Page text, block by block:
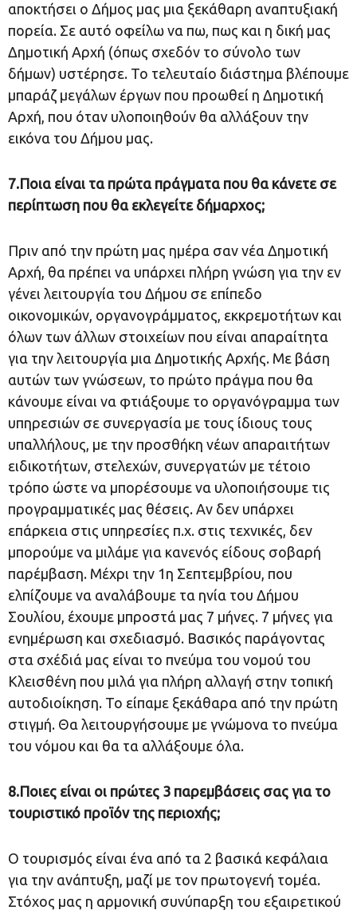
αποκτήσει ο Δήμος μας μια ξεκάθαρη αναπτυξιακή
πορεία. Σε αυτό οφείλω να πω, πως και η δική μας
Δημοτική Αρχή (όπως σχεδόν το σύνολο των
δήμων) υστέρησε. Το τελευταίο διάστημα βλέπουμε
μπαράζ μεγάλων έργων που προωθεί η Δημοτική
Αρχή, που όταν υλοποιηθούν θα αλλάξουν την
εικόνα του Δήμου μας.
7.Ποια είναι τα πρώτα πράγματα που θα κάνετε σε
περίπτωση που θα εκλεγείτε δήμαρχος;
Πριν από την πρώτη μας ημέρα σαν νέα Δημοτική
Αρχή, θα πρέπει να υπάρχει πλήρη γνώση για την εν
γένει λειτουργία του Δήμου σε επίπεδο
οικονομικών, οργανογράμματος, εκκρεμοτήτων και
όλων των άλλων στοιχείων που είναι απαραίτητα
για την λειτουργία μια Δημοτικής Αρχής. Με βάση
αυτών των γνώσεων, το πρώτο πράγμα που θα
κάνουμε είναι να φτιάξουμε το οργανόγραμμα των
υπηρεσιών σε συνεργασία με τους ίδιους τους
υπαλλήλους, με την προσθήκη νέων απαραιτήτων
ειδικοτήτων, στελεχών, συνεργατών με τέτοιο
τρόπο ώστε να μπορέσουμε να υλοποιήσουμε τις
προγραμματικές μας θέσεις. Αν δεν υπάρχει
επάρκεια στις υπηρεσίες π.χ. στις τεχνικές, δεν
μπορούμε να μιλάμε για κανενός είδους σοβαρή
παρέμβαση. Μέχρι την 1η Σεπτεμβρίου, που
ελπίζουμε να αναλάβουμε τα ηνία του Δήμου
Σουλίου, έχουμε μπροστά μας 7 μήνες. 7 μήνες για
ενημέρωση και σχεδιασμό. Βασικός παράγοντας
στα σχέδιά μας είναι το πνεύμα του νομού του
Κλεισθένη που μιλά για πλήρη αλλαγή στην τοπική
αυτοδιοίκηση. Το είπαμε ξεκάθαρα από την πρώτη
στιγμή. Θα λειτουργήσουμε με γνώμονα το πνεύμα
του νόμου και θα τα αλλάξουμε όλα.
8.Ποιες είναι οι πρώτες 3 παρεμβάσεις σας για το
τουριστικό προϊόν της περιοχής;
Ο τουρισμός είναι ένα από τα 2 βασικά κεφάλαια
για την ανάπτυξη, μαζί με τον πρωτογενή τομέα.
Στόχος μας η αρμονική συνύπαρξη του εξαιρετικού